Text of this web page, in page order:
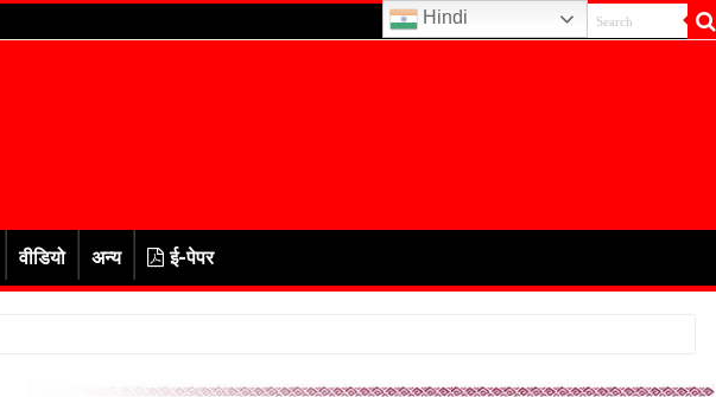
वीडियो अन्य ई-पेपर
Hindi